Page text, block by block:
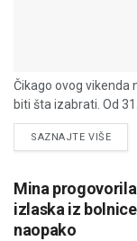
Čikago ovog vikenda
biti šta izabrati. Od
SAZNAJTE VIŠE
Mina
izlaska iz
naopako